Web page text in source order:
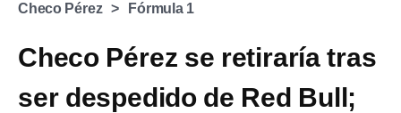
Checo Pérez Fórmula 1
Checo Pérez se retiraría tras
ser despedido de Red Bull;